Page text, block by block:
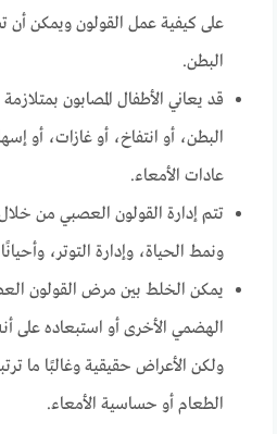
على كيفية عمل القولون ويمكن أن
البطن.
قد يعاني الأطفال المصابون
البطن، أو انتفاخ، أو غازات، أو
عادات الأمعاء.
تتم إدارة القولون العصبي من
ونمط الحياة، وإدارة التوتر،
يمكن الخلط بين مرض القولون
الهضمي الأخرى أو استبعاده على
ولكن الأعراض حقيقية وغالبًا ما
الطعام أو حساسية الأمعاء.